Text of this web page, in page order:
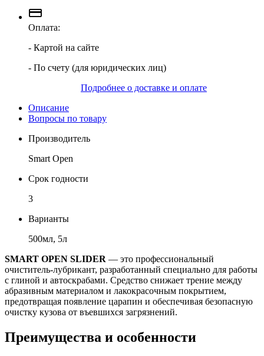
Оплата:
- Картой на сайте
- По счету (для юридических лиц)
Подробнее о доставке и оплате
Описание
Вопросы по товару
Производитель
Smart Open
Срок годности
3
Варианты
500мл, 5л
SMART OPEN SLIDER — это профессиональный
очиститель-лубрикант, разработанный специально для работы
с глиной и автоскрабами. Средство снижает трение между
абразивным материалом и лакокрасочным покрытием,
предотвращая появление царапин и обеспечивая безопасную
очистку кузова от въевшихся загрязнений.
Преимущества и особенности